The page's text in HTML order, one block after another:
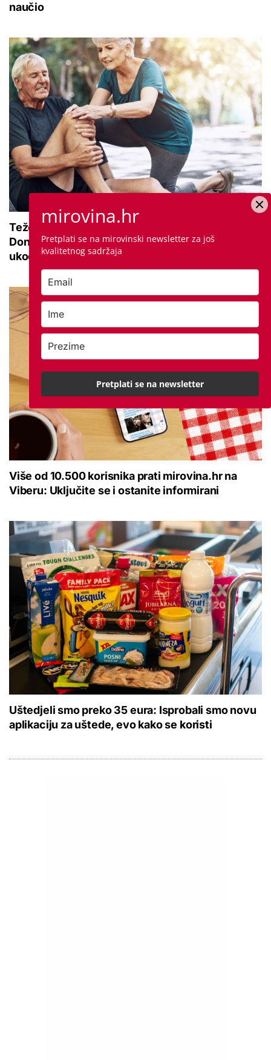
naučio
Teže se krećete zbog bolnih zglobova?
Donosimo savjete za lakši pokret i ublažavanje
ukočenosti
Više od 10.500 korisnika prati mirovina.hr na
Viberu: Uključite se i ostanite informirani
Uštedjeli smo preko 35 eura: Isprobali smo novu
aplikaciju za uštede, evo kako se koristi
mirovina.hr
Pretplati se na mirovinski newsletter za još
kvalitetnog sadržaja
Pretplati se na newsletter